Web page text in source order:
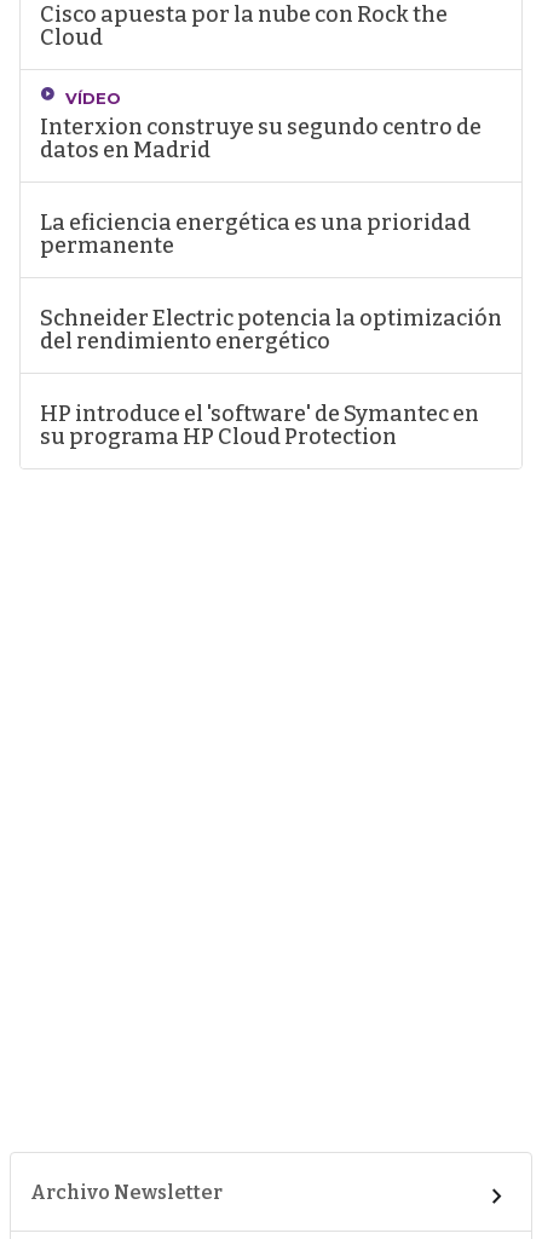
Cisco apuesta por la nube con Rock the
Cloud
VÍDEO
Interxion construye su segundo centro de
datos en Madrid
La eficiencia energética es una prioridad
permanente
Schneider Electric potencia la optimización
del rendimiento energético
HP introduce el 'software' de Symantec en
su programa HP Cloud Protection
Archivo Newsletter